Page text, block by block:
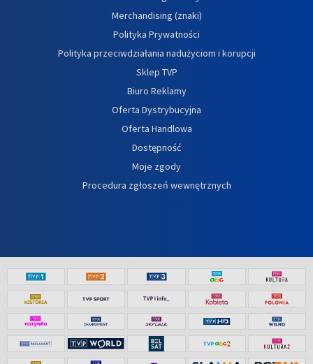
Merchandising (znaki)
Polityka Prywatności
Polityka przeciwdziałania nadużyciom i korupcji
Sklep TVP
Biuro Reklamy
Oferta Dystrybucyjna
Oferta Handlowa
Dostępność
Moje zgody
Procedura zgłoszeń wewnętrznych